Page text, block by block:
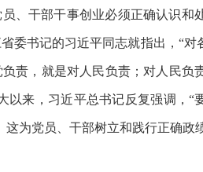
、干部干事创业必须正确认识和
委书记的习近平同志就指出，“
责，就是对人民负责；对人民负
以来，习近平总书记反复强调，“
为党员、干部树立和践行正确政